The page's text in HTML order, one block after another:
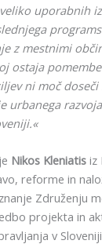
uporabnih
z mestnimi
ostaja
ni moč
urbanega
Nikos Kleniatis iz
reforme in
Združenju
projekta in
v